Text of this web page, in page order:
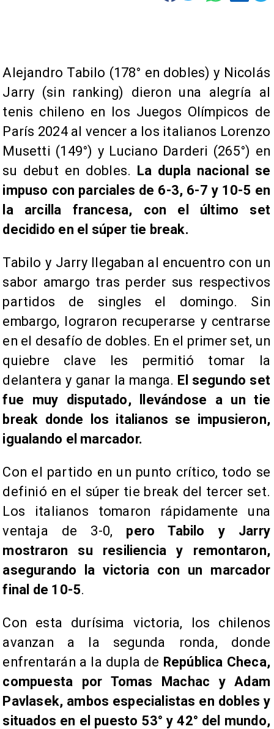
Alejandro Tabilo (178° en dobles) y Nicolás
Jarry (sin ranking) dieron una alegría al
tenis chileno en los Juegos Olímpicos de
París 2024 al vencer a los italianos Lorenzo
Musetti (149°) y Luciano Darderi (265°) en
su debut en dobles. La dupla nacional se
impuso con parciales de 6-3, 6-7 y 10-5 en
la arcilla francesa, con el último set
decidido en el súper tie break.
Tabilo y Jarry llegaban al encuentro con un
sabor amargo tras perder sus respectivos
partidos de singles el domingo. Sin
embargo, lograron recuperarse y centrarse
en el desafío de dobles. En el primer set, un
quiebre clave les permitió tomar la
delantera y ganar la manga. El segundo set
fue muy disputado, llevándose a un tie
break donde los italianos se impusieron,
igualando el marcador.
Con el partido en un punto crítico, todo se
definió en el súper tie break del tercer set.
Los italianos tomaron rápidamente una
ventaja de 3-0, pero Tabilo y Jarry
mostraron su resiliencia y remontaron,
asegurando la victoria con un marcador
final de 10-5.
Con esta durísima victoria, los chilenos
avanzan a la segunda ronda, donde
enfrentarán a la dupla de República Checa,
compuesta por Tomas Machac y Adam
Pavlasek, ambos especialistas en dobles y
situados en el puesto 53° y 42° del mundo,